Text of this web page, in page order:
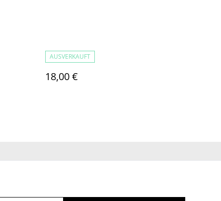
AUSVERKAUFT
18,00 €